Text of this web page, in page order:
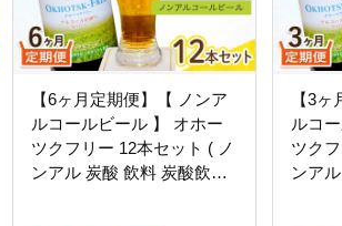
【6ヶ月定期便】【 ノンア
ルコールビール 】 オホー
ツクフリー 12本セット ( ノ
ンアル 炭酸 飲料 炭酸飲料
【3
ルコ
ツク
ンア